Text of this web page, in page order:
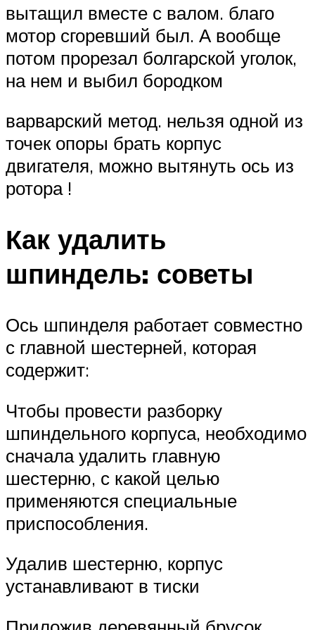
вытащил вместе с валом. благо
мотор сгоревший был. А вообще
потом прорезал болгарской уголок,
на нем и выбил бородком
варварский метод. нельзя одной из
точек опоры брать корпус
двигателя, можно вытянуть ось из
ротора !
Как удалить
шпиндель: советы
Ось шпинделя работает совместно
с главной шестерней, которая
содержит:
Чтобы провести разборку
шпиндельного корпуса, необходимо
сначала удалить главную
шестерню, с какой целью
применяются специальные
приспособления.
Удалив шестерню, корпус
устанавливают в тиски